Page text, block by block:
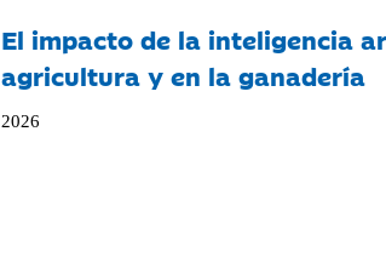
El impacto de la inteligencia
agricultura y en la ganadería
2026